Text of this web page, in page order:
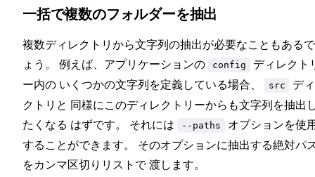
一括で複数のフォルダーを抽出
複数ディレクトリから文字列の抽出が必要なこともある
ょう。 例えば、アプリケーションの
config
ディレクト
ー内の いくつかの文字列を定義している場合、
src
デ
クトリと 同様にこのディレクトリーからも文字列を抽出
たくなる はずです。 それには
--paths
オプションを使
することができます。 そのオプションに抽出する絶対パ
をカンマ区切りリストで 渡します。